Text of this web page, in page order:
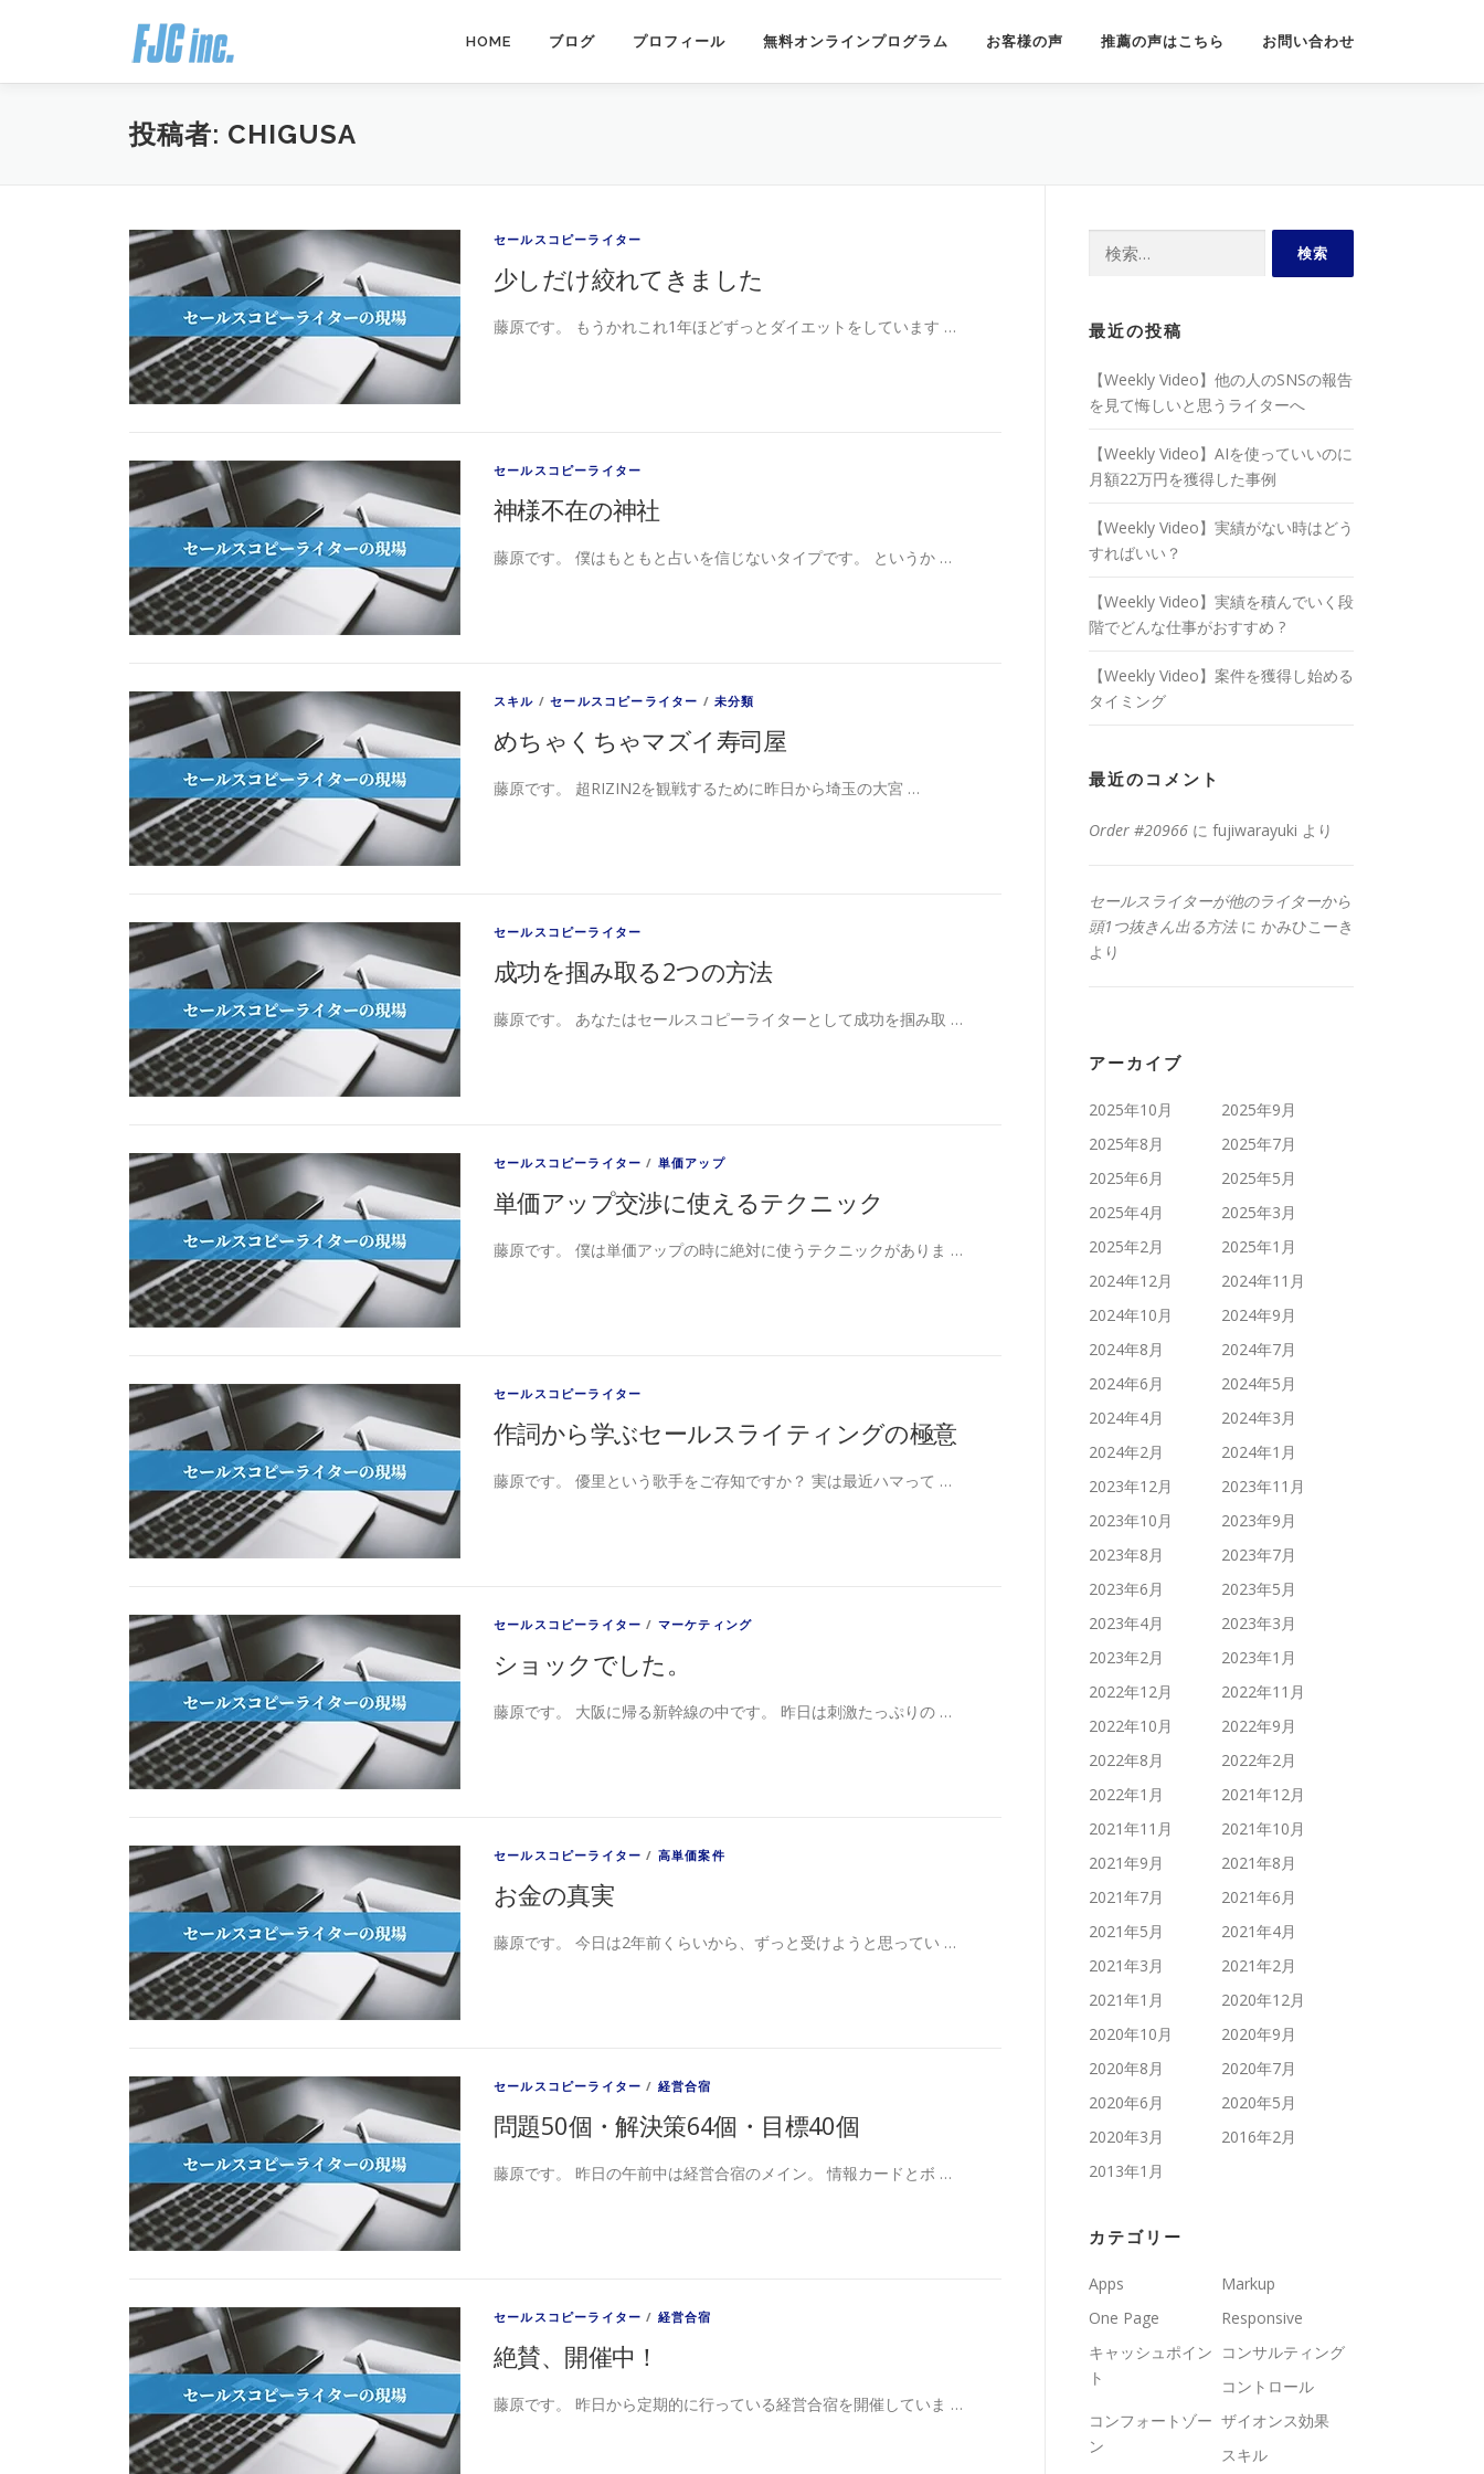
ン
HOME ブログ プロフィール 無料オンラインプログラム お客様の声 推薦の声はこちら お問い合わせ
投稿者: CHIGUSA
セールスコピーライター
少しだけ絞れてきました
藤原です。 もうかれこれ1年ほどずっとダイエットをしています …
セールスコピーライター
神様不在の神社
藤原です。 僕はもともと占いを信じないタイプです。 というか …
スキル /セールスコピーライター /未分類
めちゃくちゃマズイ寿司屋
藤原です。 超RIZIN2を観戦するために昨日から埼玉の大宮 …
セールスコピーライター
成功を掴み取る2つの方法
藤原です。 あなたはセールスコピーライターとして成功を掴み取 …
セールスコピーライター / 単価アップ
単価アップ交渉に使えるテクニック
藤原です。 僕は単価アップの時に絶対に使うテクニックがありま …
セールスコピーライター
作詞から学ぶセールスライティングの極意
藤原です。 優里という歌手をご存知ですか？ 実は最近ハマって …
セールスコピーライター / マーケティング
ショックでした。
藤原です。 大阪に帰る新幹線の中です。 昨日は刺激たっぷりの …
セールスコピーライター / 高単価案件
お金の真実
藤原です。 今日は2年前くらいから、ずっと受けようと思ってい …
セールスコピーライター / 経営合宿
問題50個・解決策64個・目標40個
藤原です。 昨日の午前中は経営合宿のメイン。 情報カードとボ …
セールスコピーライター / 経営合宿
絶賛、開催中！
藤原です。 昨日から定期的に行っている経営合宿を開催していま …
最近の投稿
【Weekly Video】他の人のSNSの報告
を見て悔しいと思うライターへ
【Weekly Video】AIを使っていいのに
月額22万円を獲得した事例
【Weekly Video】実績がない時はどう
すればいい？
【Weekly Video】実績を積んでいく段
階でどんな仕事がおすすめ ?
【Weekly Video】案件を獲得し始める
タイミング
最近のコメント
Order #20966 に fujiwarayuki より
セールスライターが他のライターから
頭1つ抜きん出る方法に かみひこーき
より
アーカイブ
2025年10月
2025年9月
2025年8月
2025年7月
2025年6月
2025年5月
2025年4月
2025年3月
2025年2月
2025年1月
2024年12月
2024年11月
2024年10月
2024年9月
2024年8月
2024年7月
2024年6月
2024年5月
2024年4月
2024年3月
2024年2月
2024年1月
2023年12月
2023年11月
2023年10月
2023年9月
2023年8月
2023年7月
2023年6月
2023年5月
2023年4月
2023年3月
2023年2月
2023年1月
2022年12月
2022年11月
2022年10月
2022年9月
2022年8月
2022年2月
2022年1月
2021年12月
2021年11月
2021年10月
2021年9月
2021年8月
2021年7月
2021年6月
2021年5月
2021年4月
2021年3月
2021年2月
2021年1月
2020年12月
2020年10月
2020年9月
2020年8月
2020年7月
2020年6月
2020年5月
2020年3月
2016年2月
2013年1月
カテゴリー
Apps
Markup
One Page
Responsive
キャッシュポイン
ト
コンサルティング
コントロール
コンフォートゾー
ン
ザイオンス効果
スキル